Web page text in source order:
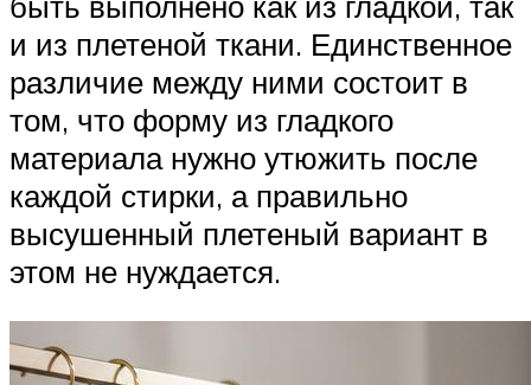
и из плетеной ткани. Единственное
различие между ними состоит в
том, что форму из гладкого
материала нужно утюжить после
каждой стирки, а правильно
высушенный плетеный вариант в
этом не нуждается.